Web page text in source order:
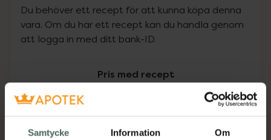
Samtycke Information Om
Du behöver ett recept för att kunna köpa denna
vara. Om du har ett recept kan du handla genom
att logga in med ditt bank-ID.
Pris med recept
Högkostnadsskyddet gäller inte
436,29 kr